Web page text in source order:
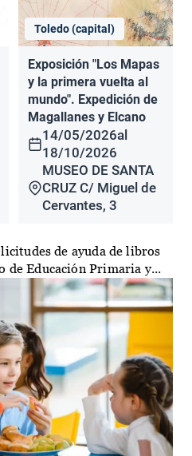
Toledo (capital)
Exposición "Los Mapas
y la primera vuelta al
mundo". Expedición de
Magallanes y Elcano
14/05/2026al
18/10/2026
MUSEO DE SANTA
CRUZ C/ Miguel de
Cervantes, 3
de ayuda de libros
de Educación Primaria y...